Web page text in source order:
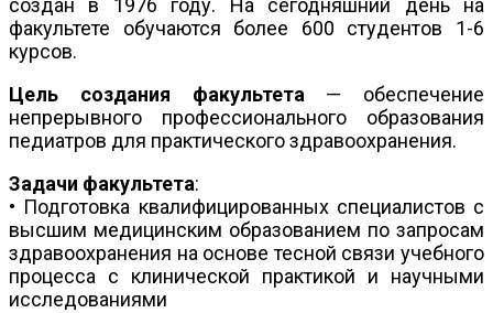
создан в 1976 году. На сегодняшний день на
факультете обучаются более 600 студентов 1-6
курсов.
Цель создания факультета — обеспечение
непрерывного профессионального образования
педиатров для практического здравоохранения.
Задачи факультета:
• Подготовка квалифицированных специалистов с
высшим медицинским образованием по запросам
здравоохранения на основе тесной связи учебного
процесса с клинической практикой и научными
исследованиями